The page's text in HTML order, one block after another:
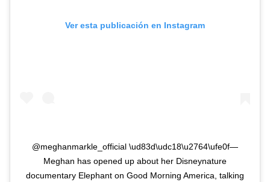
Ver esta publicación en Instagram
@meghanmarkle_official \ud83d\udc18\u2764\ufe0f—
Meghan has opened up about her Disneynature
documentary Elephant on Good Morning America, talking